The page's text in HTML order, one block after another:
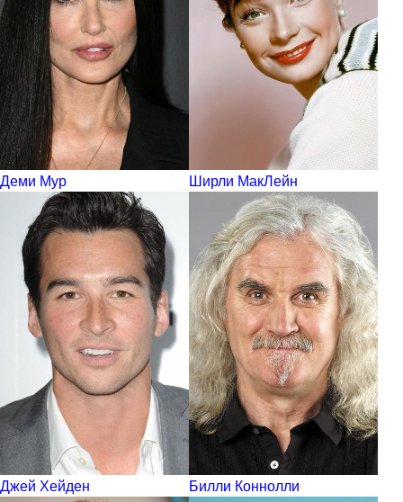
Деми Мур Ширли МакЛейн
Джей Хейден Билли Коннолли